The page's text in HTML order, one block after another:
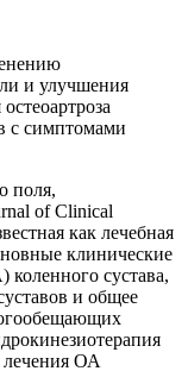
и улучшения
с симптомами
поля,
of Clinical
как лечебная
клинические
коленного сустава,
и общее
ОА